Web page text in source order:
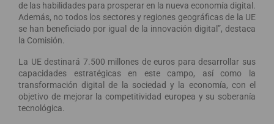
de las habilidades para prosperar en la nueva economía digital.
Además, no todos los sectores y regiones geográficas de la UE
se han beneficiado por igual de la innovación digital”, destaca
la Comisión.
La UE destinará 7.500 millones de euros para desarrollar sus
capacidades estratégicas en este campo, así como la
transformación digital de la sociedad y la economía, con el
objetivo de mejorar la competitividad europea y su soberanía
tecnológica.